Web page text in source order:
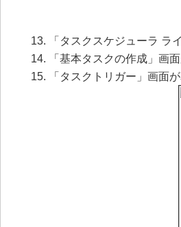
「タスクスケジューラ
「基本タスクの作成」画
「タスクトリガー」画面